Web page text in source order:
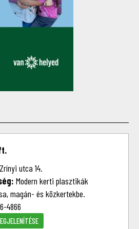
utca 14.
Modern kerti plasztikák
magán- és közkertekbe.
4866